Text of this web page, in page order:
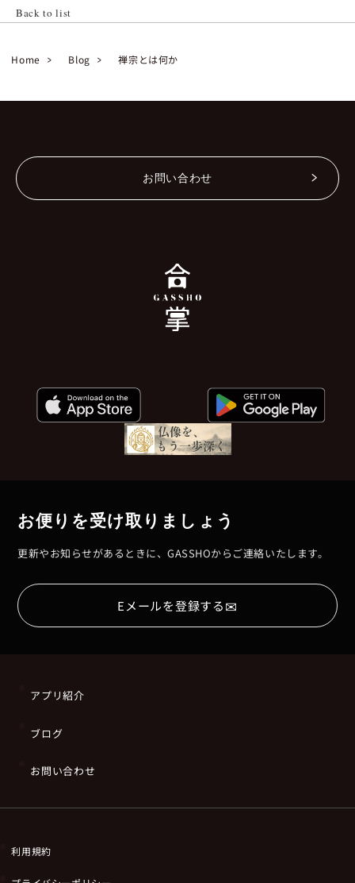
Back to list
Home Blog 禅宗とは何か
お問い合わせ
お便りを受け取りましょう
更新やお知らせがあるときに、GASSHOからご連絡いたします。
Eメールを登録する✉
アプリ紹介
ブログ
お問い合わせ
利用規約